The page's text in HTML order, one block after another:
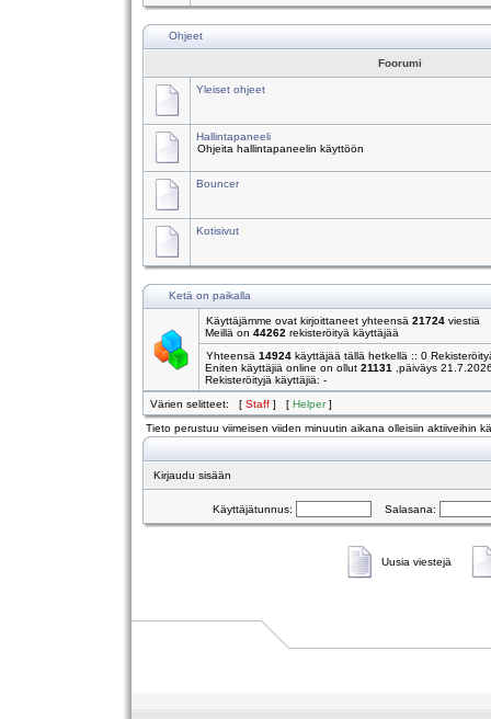
Ohjeet
Foorumi
Yleiset ohjeet
Hallintapaneeli
Ohjeita hallintapaneelin käyttöön
Bouncer
Kotisivut
Ketä on paikalla
Käyttäjämme ovat kirjoittaneet yhteensä 21724 viestiä
Meillä on 44262 rekisteröityä käyttäjää
Yhteensä 14924 käyttäjää tällä hetkellä :: 0
Eniten käyttäjiä online on ollut 21131
,päiväys
Rekisteröityjä käyttäjiä: -
Värien selitteet: [ Staff ] [ Helper]
Tieto perustuu viimeisen viiden minuutin aikana olleisiin aktiiveihin
Kirjaudu sisään
Käyttäjätunnus: Salasana:
Uusia viestejä